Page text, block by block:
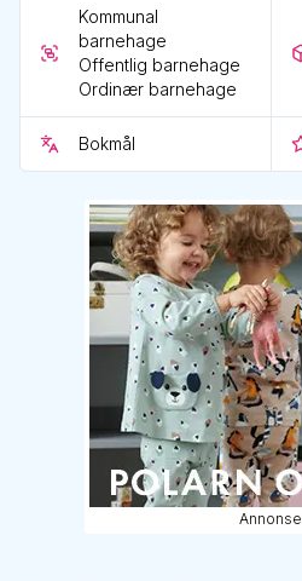
Kommunal
barnehage
Offentlig barnehage
Ordinær barnehage
Bokmål
Annonse